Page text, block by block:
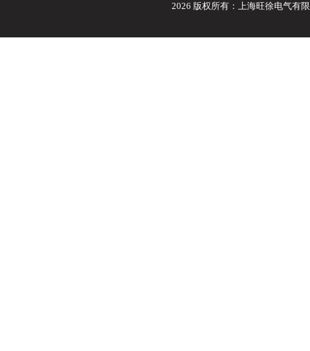
2026 版权所有：上海旺徐电气有